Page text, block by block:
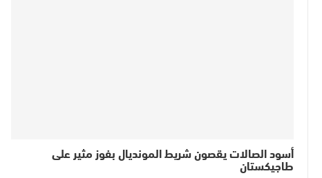
أسود الصالات يقصون شريط المونديال بفوز مثير على
طاجيكستان